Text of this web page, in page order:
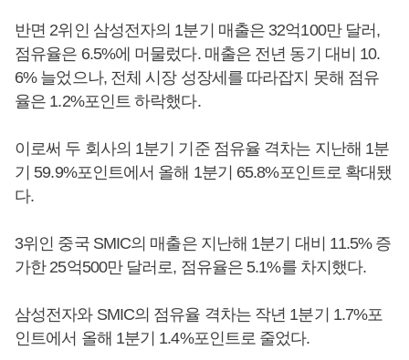
반면 2위인 삼성전자의 1분기 매출은 32억100만 달러,
점유율은 6.5%에 머물렀다. 매출은 전년 동기 대비 10.
6% 늘었으나, 전체 시장 성장세를 따라잡지 못해 점유
율은 1.2%포인트 하락했다.
이로써 두 회사의 1분기 기준 점유율 격차는 지난해 1분
기 59.9%포인트에서 올해 1분기 65.8%포인트로 확대됐
다.
3위인 중국 SMIC의 매출은 지난해 1분기 대비 11.5% 증
가한 25억500만 달러로, 점유율은 5.1%를 차지했다.
삼성전자와 SMIC의 점유율 격차는 작년 1분기 1.7%포
인트에서 올해 1분기 1.4%포인트로 줄었다.